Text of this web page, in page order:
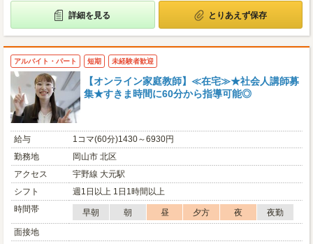
詳細を見る とりあえず保存
アルバイト・パート 短期 未経験者歓迎
【オンライン家庭教師】≪在宅≫★社会人講師募
集★すきま時間に60分から指導可能◎
給与
1コマ(60分)1430～6930円
勤務地
岡山市 北区
アクセス
宇野線 大元駅
シフト
週1日以上 1日1時間以上
時間帯
早朝 朝 昼 夕方 夜
夜勤
面接地